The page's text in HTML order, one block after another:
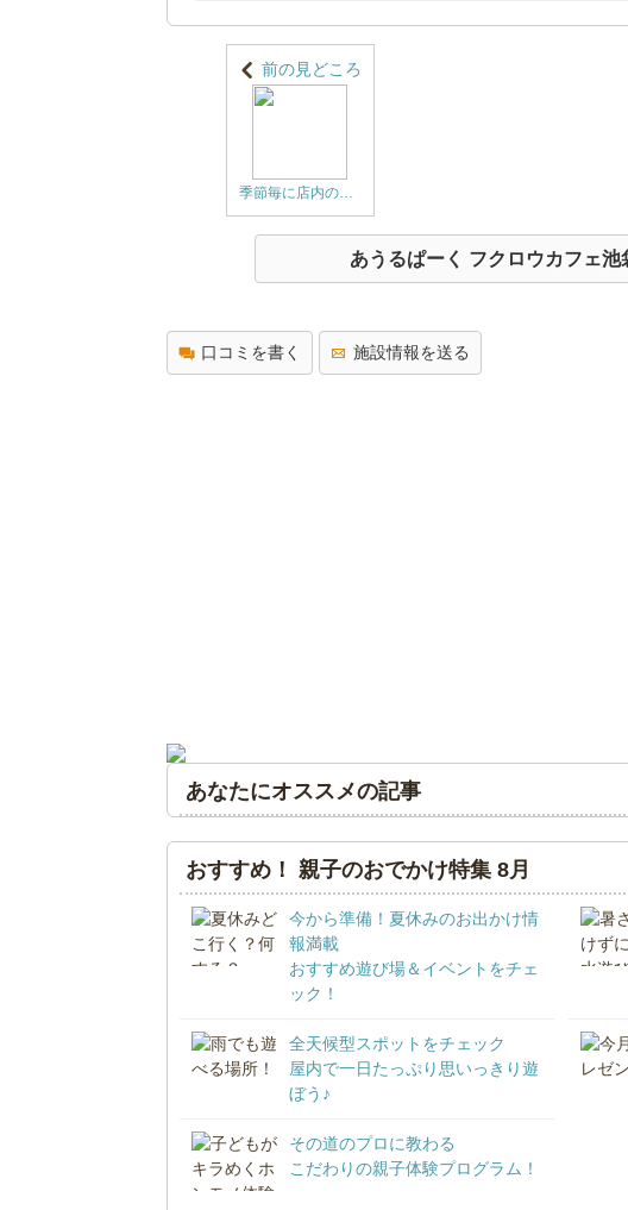
前の見どころ
季節毎に店内の飾りつけが変わります。期間限定クリスマス・ハロウィンイベントなど
あうるぱーく フクロウカフェ
口コミを書く 施設情報を送る
あなたにオススメの記事
おすすめ！ 親子のおでかけ特集 8月
今から準備！夏休みのお出かけ情
報満載
おすすめ遊び場＆イベントをチェ
ック！
全天候型スポットをチェック
屋内で一日たっぷり思いっきり遊
ぼう♪
その道のプロに教わる
こだわりの親子体験プログラム！